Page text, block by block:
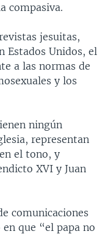
compasiva.
jesuitas,
Estados Unidos, el
a las normas de
y los
ningún
representan
el tono, y
XVI y Juan
comunicaciones
que “el papa no